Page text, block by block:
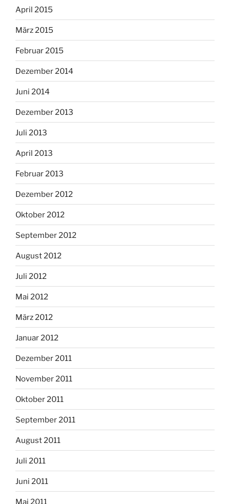
April 2015
März 2015
Februar 2015
Dezember 2014
Juni 2014
Dezember 2013
Juli 2013
April 2013
Februar 2013
Dezember 2012
Oktober 2012
September 2012
August 2012
Juli 2012
Mai 2012
März 2012
Januar 2012
Dezember 2011
November 2011
Oktober 2011
September 2011
August 2011
Juli 2011
Juni 2011
Mai 2011